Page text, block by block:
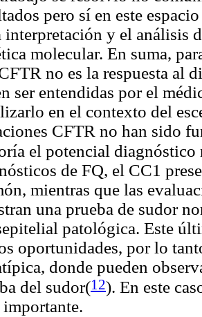
pero sí en este
interpretación y el análisis
molecular. En suma,
no es la respuesta al
ser entendidas por el
en el contexto del
CFTR no han sido
el potencial diagnóstico
de FQ, el CC1
mientras que las
una prueba de sudor
patológica. Este
oportunidades, por lo
donde pueden
del sudor(12). En este